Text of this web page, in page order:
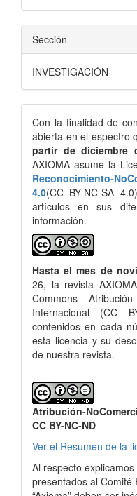
Sección
INVESTIGACIÓN
Con la finalidad de
abierta en el espectro
partir de diciembre
AXIOMA asume la
Reconocimiento-
4.0(CC BY-NC-SA
artículos en sus
información.
Hasta el mes de
26, la revista
Commons
Internacional (CC
contenidos en cada
esta licencia y su
de nuestra revista.
Atribución-
CC BY-NC-ND
Ver el Resumen de la
Al respecto
presentados al Comité